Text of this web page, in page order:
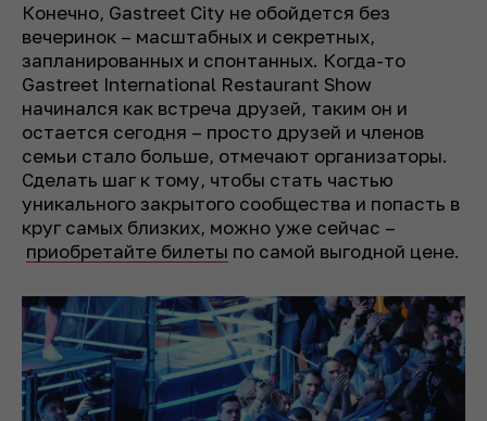
Конечно, Gastreet City не обойдется без
вечеринок – масштабных и секретных,
запланированных и спонтанных. Когда-то
Gastreet International Restaurant Show
начинался как встреча друзей, таким он и
остается сегодня – просто друзей и членов
семьи стало больше, отмечают организаторы.
Сделать шаг к тому, чтобы стать частью
уникального закрытого сообщества и попасть в
круг самых близких, можно уже сейчас –
приобретайте билеты по самой выгодной цене.